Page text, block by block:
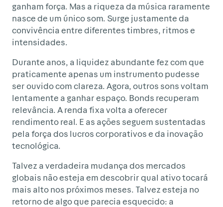
ganham força. Mas a riqueza da música raramente
nasce de um único som. Surge justamente da
convivência entre diferentes timbres, ritmos e
intensidades.
Durante anos, a liquidez abundante fez com que
praticamente apenas um instrumento pudesse
ser ouvido com clareza. Agora, outros sons voltam
lentamente a ganhar espaço. Bonds recuperam
relevância. A renda fixa volta a oferecer
rendimento real. E as ações seguem sustentadas
pela força dos lucros corporativos e da inovação
tecnológica.
Talvez a verdadeira mudança dos mercados
globais não esteja em descobrir qual ativo tocará
mais alto nos próximos meses. Talvez esteja no
retorno de algo que parecia esquecido: a